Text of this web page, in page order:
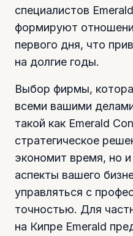
специалистов
формируют
первого дня, что
на долгие годы.
Выбор фирмы,
всеми вашими
такой как Emerald
стратегическое
экономит время, но
аспекты вашего
управляться с
точностью. Для
на Кипре Emerald